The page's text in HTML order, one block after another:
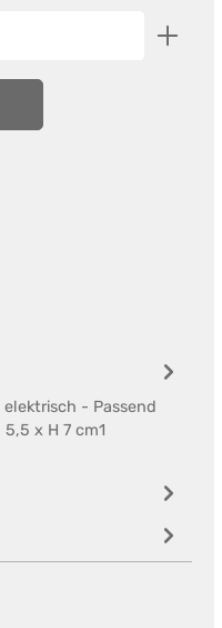
Wert ein
- Passend
x H 7 cm1